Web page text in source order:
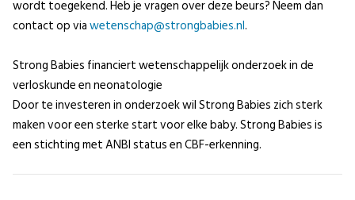
wordt toegekend. Heb je vragen over deze beurs? Neem dan
contact op viawetenschap@strongbabies.nl.
Strong Babies financiert wetenschappelijk onderzoek in de
verloskunde en neonatologie
Door te investeren in onderzoek wil Strong Babies zich sterk
maken voor een sterke start voor elke baby. Strong Babies is
een stichting met ANBI status en CBF-erkenning.